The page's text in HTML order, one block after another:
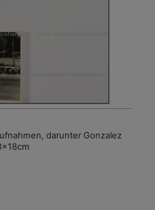
darunter Gonzalez